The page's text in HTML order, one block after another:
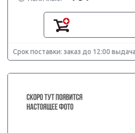
Срок поставки: заказ до 12:00